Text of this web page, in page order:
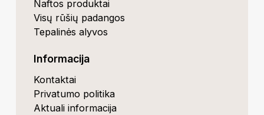
Naftos produktai
Visų rūšių padangos
Tepalinės alyvos
Informacija
Kontaktai
Privatumo politika
Aktuali informacija